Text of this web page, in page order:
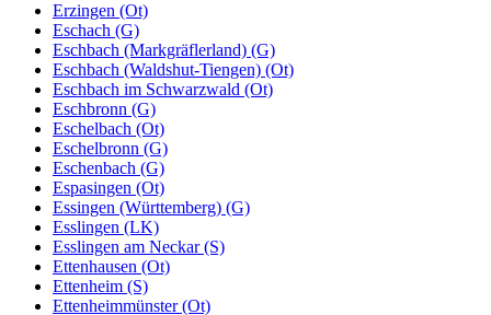
Erzingen (Ot)
Eschach (G)
Eschbach (Markgräflerland) (G)
Eschbach (Waldshut-Tiengen) (Ot)
Eschbach im Schwarzwald (Ot)
Eschbronn (G)
Eschelbach (Ot)
Eschelbronn (G)
Eschenbach (G)
Espasingen (Ot)
Essingen (Württemberg) (G)
Esslingen (LK)
Esslingen am Neckar (S)
Ettenhausen (Ot)
Ettenheim (S)
Ettenheimmünster (Ot)